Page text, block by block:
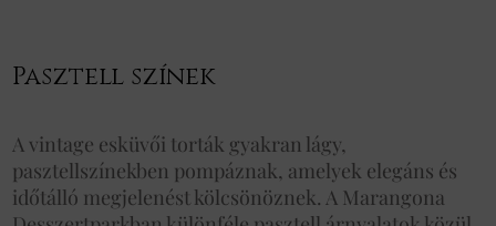
Pasztell színek
A vintage esküvői torták gyakran lágy,
pasztellszínekben pompáznak, amelyek elegáns és
időtálló megjelenést kölcsönöznek. A Marangona